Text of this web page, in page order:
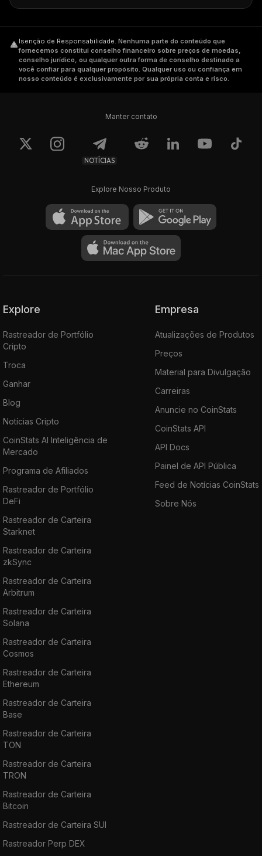
Isenção de Responsabilidade. Nenhuma parte do conteúdo que
fornecemos constitui conselho financeiro sobre preços de moedas,
conselho jurídico, ou qualquer outra forma de conselho destinado a
você confiar para qualquer propósito. Qualquer uso ou confiança em
nosso conteúdo é exclusivamente por sua própria conta e risco.
Manter contato
NOTÍCIAS
Explore Nosso Produto
Explore
Rastreador de Portfólio
Cripto
Troca
Ganhar
Blog
Notícias Cripto
CoinStats AI Inteligência de
Mercado
Programa de Afiliados
Rastreador de Portfólio
DeFi
Rastreador de Carteira
Starknet
Rastreador de Carteira
zkSync
Rastreador de Carteira
Arbitrum
Rastreador de Carteira
Solana
Rastreador de Carteira
Cosmos
Rastreador de Carteira
Ethereum
Rastreador de Carteira
Base
Rastreador de Carteira
TON
Rastreador de Carteira
TRON
Rastreador de Carteira
Bitcoin
Rastreador de Carteira SUI
Rastreador Perp DEX
Empresa
Atualizações de Produtos
Preços
Material para Divulgação
Carreiras
Anuncie no CoinStats
CoinStats API
API Docs
Painel de API Pública
Feed de Notícias CoinStats
Sobre Nós